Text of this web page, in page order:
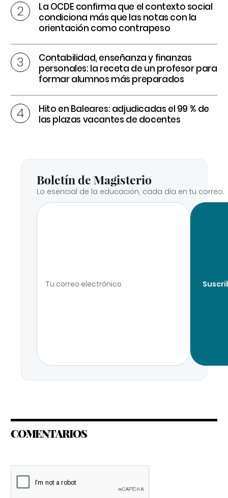
La OCDE confirma que el contexto social
condiciona más que las notas con la
orientación como contrapeso
Contabilidad, enseñanza y finanzas
personales: la receta de un profesor para
formar alumnos más preparados
Hito en Baleares: adjudicadas el 99 % de
las plazas vacantes de docentes
Boletín de Magisterio
Lo esencial de la educación, cada día en tu correo.
COMENTARIOS